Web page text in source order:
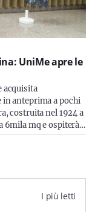
UniMe apre le
acquisita
in anteprima a pochi
costruita nel 1924 a
6mila mq e ospiterà…
I più letti